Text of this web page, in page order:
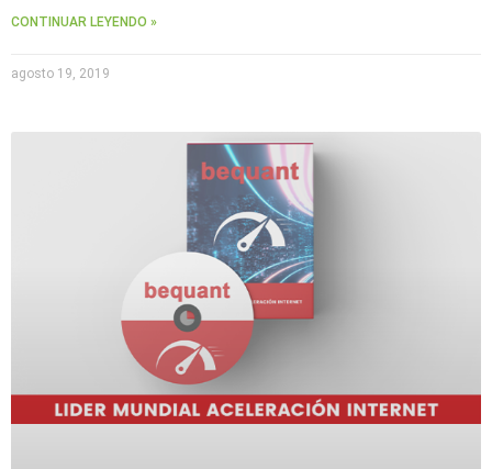
CONTINUAR LEYENDO »
agosto 19, 2019